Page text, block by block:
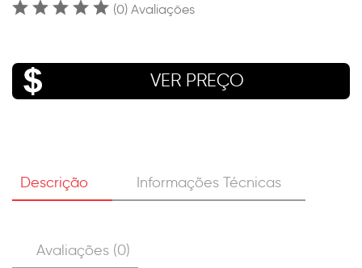
(0) Avaliações
VER PREÇO
Descrição Informações Técnicas
Avaliações (0)